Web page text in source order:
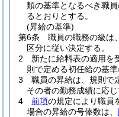
類の基準となるべき職
るとおりとする。
(昇給の基準)
第6条
職員の職務の級は、
区分に従い決定する。
2
新たに給料表の適用を
則で定める初任給の基準
3
職員の昇給は、規則で
その者の勤務成績に応じ
4
前項の規定により職員
場合の昇給の号俸数は、